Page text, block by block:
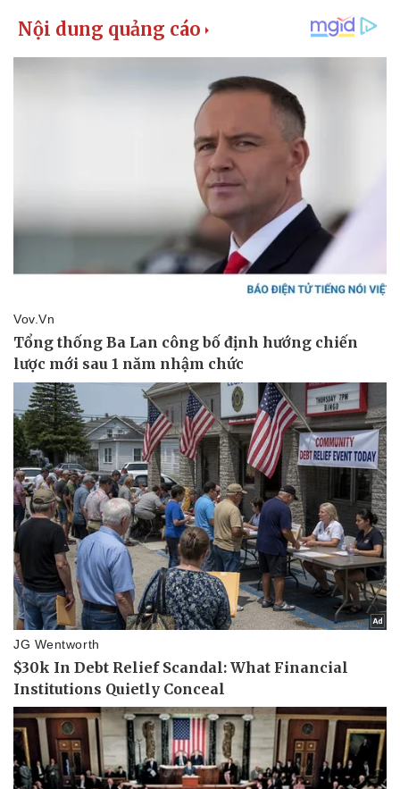
Pháp luật
Vụ án
Tin nóng
Tư vấn luật
Quân sự - Quốc phòng
Vũ khí
Việt Nam
Phân tích